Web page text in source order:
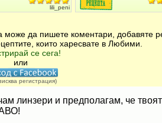
lili_peni
може да пишете коментари, добавяте
които харесвате в Любими.
се сега!
или
регистрация)
линзери и предполагам, че
десерти ⋅ Кремове, парфета и
кремове